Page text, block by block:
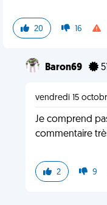
20 16
Baron69 51
vendredi 15
Je comprend
commentaire
2 9